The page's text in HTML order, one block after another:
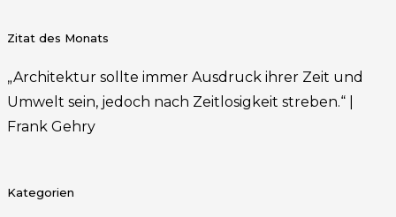
Zitat des Monats
„Architektur sollte immer Ausdruck ihrer Zeit und
Umwelt sein, jedoch nach Zeitlosigkeit streben.“ |
Frank Gehry
Kategorien